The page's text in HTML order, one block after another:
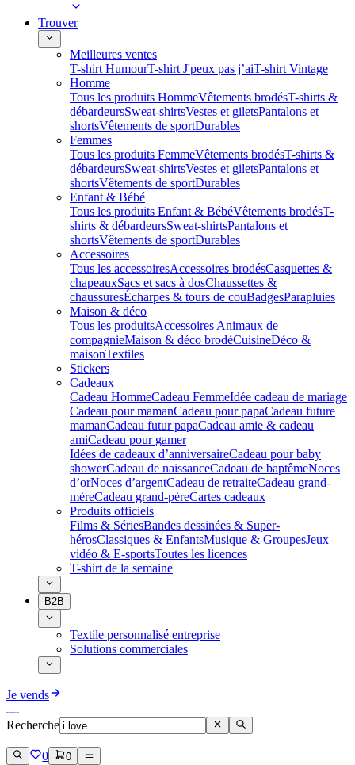
Trouver
Meilleures ventes
T-shirt HumourT-shirt J'peux pas j’aiT-shirt Vintage
Homme
Tous les produits HommeVêtements brodésT-shirts &
débardeursSweat-shirtsVestes et giletsPantalons et
shortsVêtements de sportDurables
Femmes
Tous les produits FemmeVêtements brodésT-shirts &
débardeursSweat-shirtsVestes et giletsPantalons et
shortsVêtements de sportDurables
Enfant & Bébé
Tous les produits Enfant & BébéVêtements brodésT-
shirts & débardeursSweat-shirtsPantalons et
shortsVêtements de sportDurables
Accessoires
Tous les accessoiresAccessoires brodésCasquettes &
chapeauxSacs et sacs à dosChaussettes &
chaussuresÉcharpes & tours de couBadgesParapluies
Maison & déco
Tous les produitsAccessoires Animaux de
compagnieMaison & déco brodéCuisineDéco &
maisonTextiles
Stickers
Cadeaux
Cadeau HommeCadeau FemmeIdée cadeau de mariage​
Cadeau pour mamanCadeau pour papaCadeau future
mamanCadeau futur papaCadeau amie & cadeau
amiCadeau pour gamer
Idées de cadeaux d’anniversaireCadeau pour baby
showerCadeau de naissanceCadeau de baptêmeNoces
d’orNoces d’argentCadeau de retraiteCadeau grand-
mèreCadeau grand-pèreCartes cadeaux
Produits officiels
Films & SériesBandes dessinées & Super-
hérosClassiques & EnfantsMusique & GroupesJeux
vidéo & E-sportsToutes les licences
T-shirt de la semaine
B2B
Textile personnalisé entreprise
Solutions commerciales
Je vends
Recherche
0 0